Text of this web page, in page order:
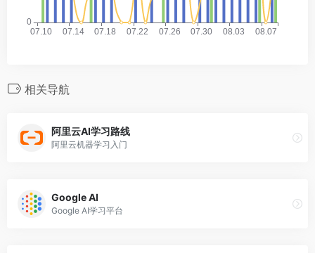
相关导航
阿里云AI学习路线
阿里云机器学习入门
Google AI
Google AI学习平台